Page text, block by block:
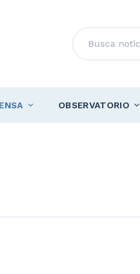
Buscar
OBSERVATORIO